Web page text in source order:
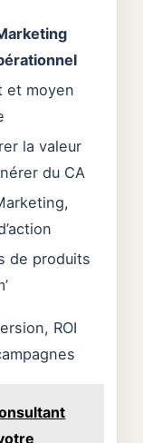
et moyen
la valeur
du CA
de produits
ROI